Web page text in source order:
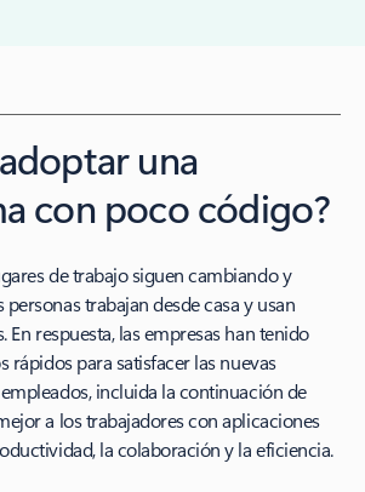
una
con poco código?
de trabajo siguen cambiando y
trabajan desde casa y usan
En respuesta, las empresas han tenido
rápidos para satisfacer las nuevas
incluida la continuación de
a los trabajadores con aplicaciones
la colaboración y la eficiencia.